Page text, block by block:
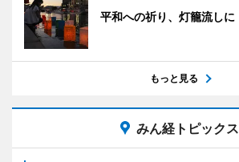
平和への祈り、灯籠流しに
もっと見る
みん経トピックス